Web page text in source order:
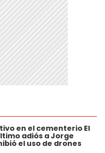
en el cementerio El
adiós a Jorge
el uso de drones